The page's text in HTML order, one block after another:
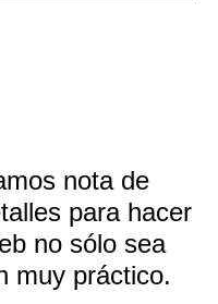
nota de
para hacer
no sólo sea
muy práctico.